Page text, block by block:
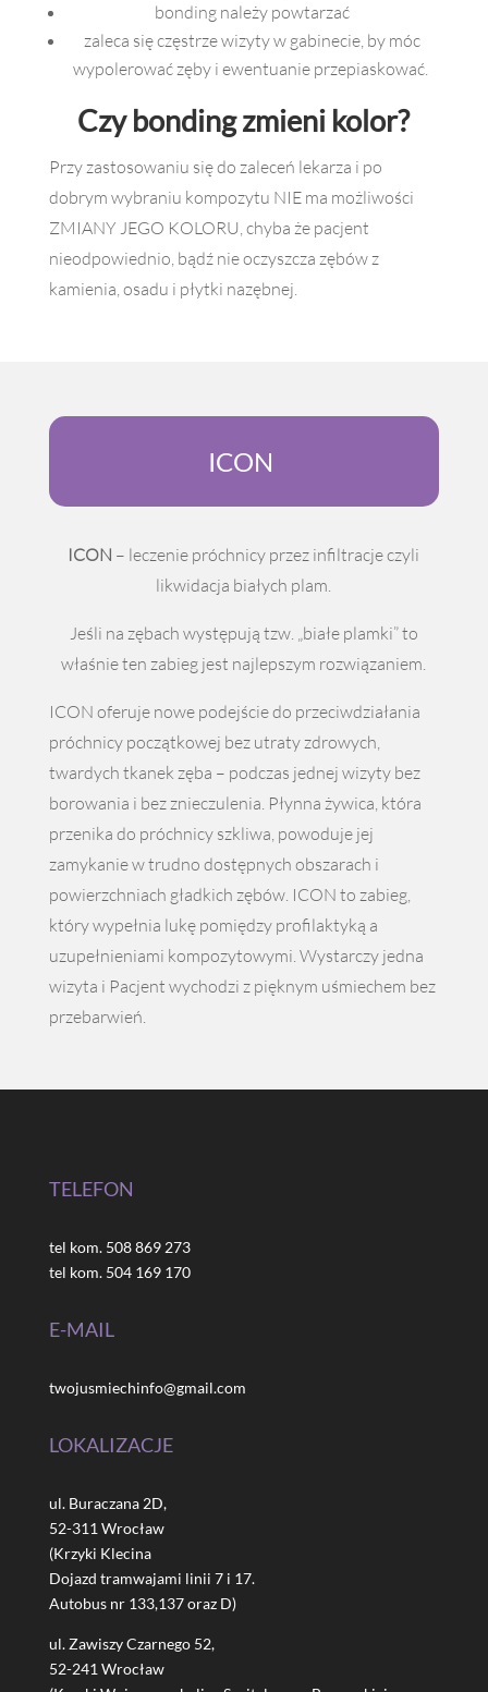
bonding należy powtarzać
zaleca się częstrze wizyty w gabinecie, by móc
wypolerować zęby i ewentuanie przepiaskować.
Czy bonding zmieni kolor?
Przy zastosowaniu się do zaleceń lekarza i po
dobrym wybraniu kompozytu NIE ma możliwości
ZMIANY JEGO KOLORU, chyba że pacjent
nieodpowiednio, bądź nie oczyszcza zębów z
kamienia, osadu i płytki nazębnej.
ICON
ICON – leczenie próchnicy przez infiltracje czyli
likwidacja białych plam.
Jeśli na zębach występują tzw. „białe plamki” to
właśnie ten zabieg jest najlepszym rozwiązaniem.
ICON oferuje nowe podejście do przeciwdziałania
próchnicy początkowej bez utraty zdrowych,
twardych tkanek zęba – podczas jednej wizyty bez
borowania i bez znieczulenia. Płynna żywica, która
przenika do próchnicy szkliwa, powoduje jej
zamykanie w trudno dostępnych obszarach i
powierzchniach gładkich zębów. ICON to zabieg,
który wypełnia lukę pomiędzy profilaktyką a
uzupełnieniami kompozytowymi. Wystarczy jedna
wizyta i Pacjent wychodzi z pięknym uśmiechem bez
przebarwień.
TELEFON
tel kom. 508 869 273
tel kom. 504 169 170
E-MAIL
twojusmiechinfo@gmail.com
LOKALIZACJE
ul. Buraczana 2D,
52-311 Wrocław
(Krzyki Klecina
Dojazd tramwajami linii 7 i 17.
Autobus nr 133,137 oraz D)
ul. Zawiszy Czarnego 52,
52-241 Wrocław